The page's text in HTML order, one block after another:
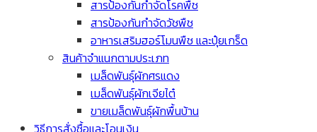
สารป้องกันกำจัดโรคพืช
สารป้องกันกำจัดวัชพืช
อาหารเสริมฮอร์โมนพืช และปุ๋ยเกร็ด
สินค้าจำแนกตามประเภท
เมล็ดพันธุ์ผักศรแดง
เมล็ดพันธุ์ผักเจียไต๋
ขายเมล็ดพันธุ์ผักพื้นบ้าน
วิธีการสั่งซื้อและโอนเงิน